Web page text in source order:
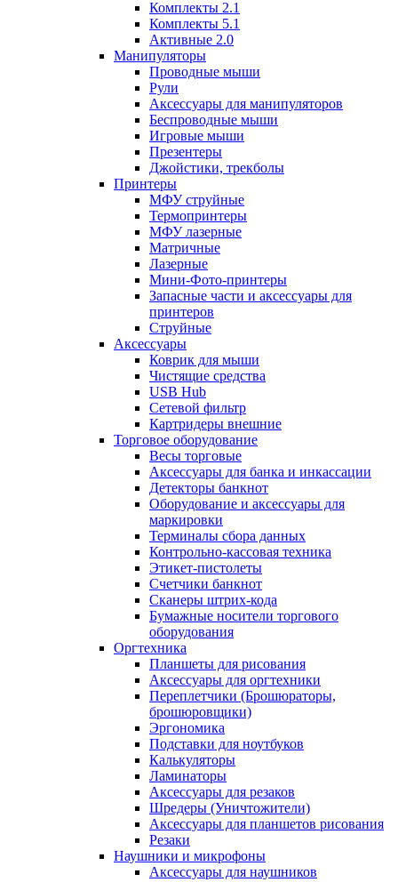
Комплекты 2.1
Комплекты 5.1
Активные 2.0
Манипуляторы
Проводные мыши
Рули
Аксессуары для манипуляторов
Беспроводные мыши
Игровые мыши
Презентеры
Джойстики, трекболы
Принтеры
МФУ струйные
Термопринтеры
МФУ лазерные
Матричные
Лазерные
Мини-Фото-принтеры
Запасные части и аксессуары для
принтеров
Струйные
Аксессуары
Коврик для мыши
Чистящие средства
USB Hub
Сетевой фильтр
Картридеры внешние
Торговое оборудование
Весы торговые
Аксессуары для банка и инкассации
Детекторы банкнот
Оборудование и аксессуары для
маркировки
Терминалы сбора данных
Контрольно-кассовая техника
Этикет-пистолеты
Счетчики банкнот
Сканеры штрих-кода
Бумажные носители торгового
оборудования
Оргтехника
Планшеты для рисования
Аксессуары для оргтехники
Переплетчики (Брошюраторы,
брошюровщики)
Эргономика
Подставки для ноутбуков
Калькуляторы
Ламинаторы
Аксессуары для резаков
Шредеры (Уничтожители)
Аксессуары для планшетов рисования
Резаки
Наушники и микрофоны
Аксессуары для наушников